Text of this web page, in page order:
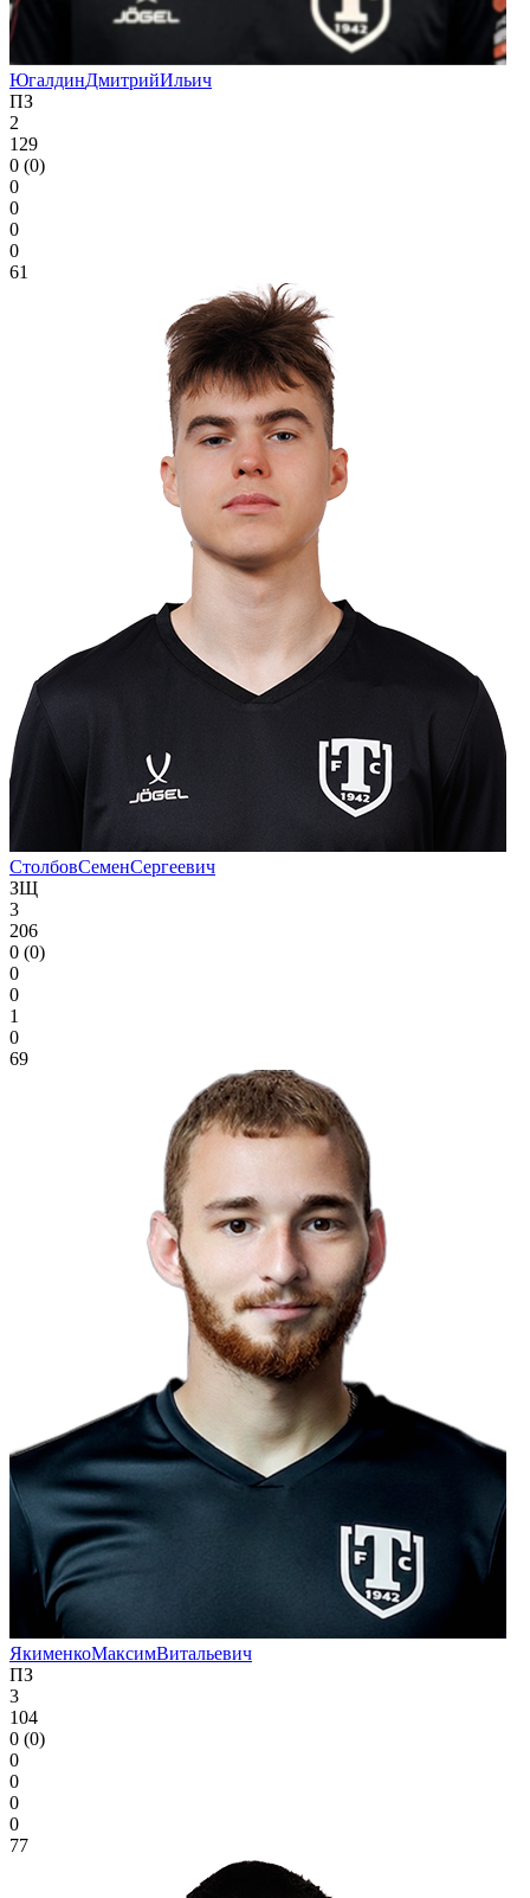
ЮгалдинДмитрийИльич
ПЗ
2
129
0 (0)
0
0
0
0
61
СтолбовСеменСергеевич
ЗЩ
3
206
0 (0)
0
0
1
0
69
ЯкименкоМаксимВитальевич
ПЗ
3
104
0 (0)
0
0
0
0
77